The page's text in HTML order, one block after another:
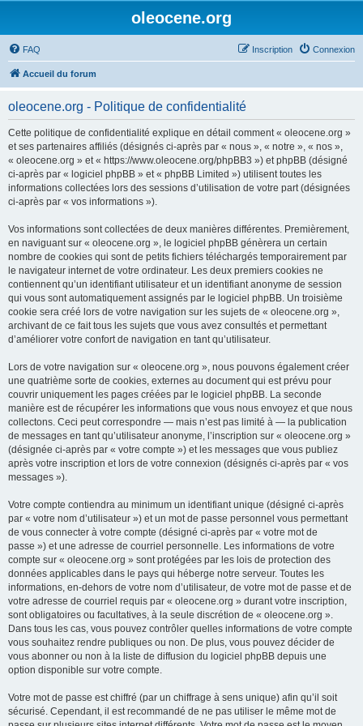
oleocene.org
FAQ Connexion
Inscription
Accueil du forum
oleocene.org - Politique de confidentialité
Cette politique de confidentialité explique en détail comment « oleocene.org »
et ses partenaires affiliés (désignés ci-après par « nous », « notre », « nos »,
« oleocene.org » et « https://www.oleocene.org/phpBB3 ») et phpBB (désigné
ci-après par « logiciel phpBB » et « phpBB Limited ») utilisent toutes les
informations collectées lors des sessions d’utilisation de votre part (désignées
ci-après par « vos informations »).
Vos informations sont collectées de deux manières différentes. Premièrement,
en naviguant sur « oleocene.org », le logiciel phpBB génèrera un certain
nombre de cookies qui sont de petits fichiers téléchargés temporairement par
le navigateur internet de votre ordinateur. Les deux premiers cookies ne
contiennent qu’un identifiant utilisateur et un identifiant anonyme de session
qui vous sont automatiquement assignés par le logiciel phpBB. Un troisième
cookie sera créé lors de votre navigation sur les sujets de « oleocene.org »,
archivant de ce fait tous les sujets que vous avez consultés et permettant
d’améliorer votre confort de navigation en tant qu’utilisateur.
Lors de votre navigation sur « oleocene.org », nous pouvons également créer
une quatrième sorte de cookies, externes au document qui est prévu pour
couvrir uniquement les pages créées par le logiciel phpBB. La seconde
manière est de récupérer les informations que vous nous envoyez et que nous
collectons. Ceci peut correspondre — mais n’est pas limité à — la publication
de messages en tant qu’utilisateur anonyme, l’inscription sur « oleocene.org »
(désignée ci-après par « votre compte ») et les messages que vous publiez
après votre inscription et lors de votre connexion (désignés ci-après par « vos
messages »).
Votre compte contiendra au minimum un identifiant unique (désigné ci-après
par « votre nom d’utilisateur ») et un mot de passe personnel vous permettant
de vous connecter à votre compte (désigné ci-après par « votre mot de
passe ») et une adresse de courriel personnelle. Les informations de votre
compte sur « oleocene.org » sont protégées par les lois de protection des
données applicables dans le pays qui héberge notre serveur. Toutes les
informations, en-dehors de votre nom d’utilisateur, de votre mot de passe et de
votre adresse de courriel requis par « oleocene.org » durant votre inscription,
sont obligatoires ou facultatives, à la seule discrétion de « oleocene.org ».
Dans tous les cas, vous pouvez contrôler quelles informations de votre compte
vous souhaitez rendre publiques ou non. De plus, vous pouvez décider de
vous abonner ou non à la liste de diffusion du logiciel phpBB depuis une
option disponible sur votre compte.
Votre mot de passe est chiffré (par un chiffrage à sens unique) afin qu’il soit
sécurisé. Cependant, il est recommandé de ne pas utiliser le même mot de